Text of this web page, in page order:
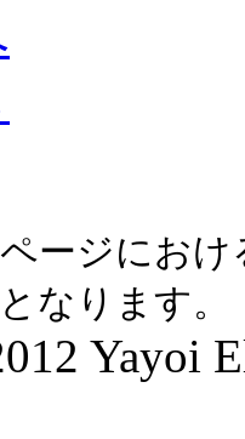
ージにお
なります。
Yayoi